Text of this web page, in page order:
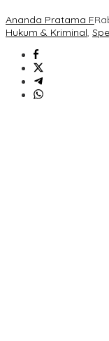
Ananda Pratama F
Hukum & Kriminal,